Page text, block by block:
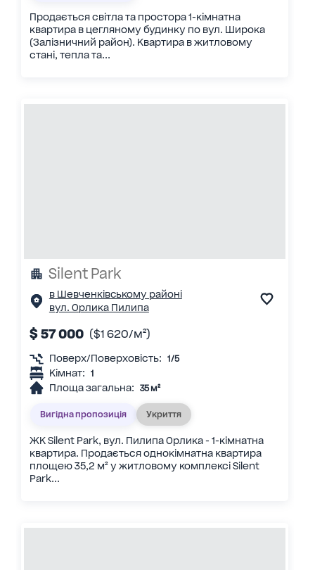
Продається світла та простора 1-кімнатна
квартира в цегляному будинку по вул. Широка
(Залізничний район). Квартира в житловому
стані, тепла та...
Silent Park
в Шевченківському районі
вул. Орлика Пилипа
$ 57 000 ($1 620/м²)
Поверх/Поверховість: 1/5
Кімнат: 1
Площа загальна: 35 м²
Вигідна пропозиція Укриття
ЖК Silent Park, вул. Пилипа Орлика - 1-кімнатна
квартира. Продається однокімнатна квартира
площею 35,2 м² у житловому комплексі Silent
Park...